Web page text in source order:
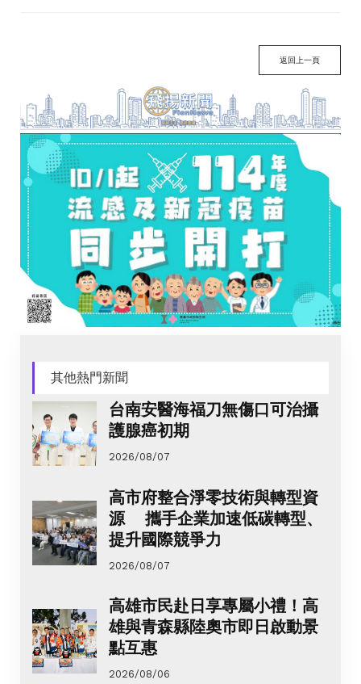
返回上一頁
其他熱門新聞
台南安醫海福刀無傷口可治攝
護腺癌初期
2026/08/07
高市府整合淨零技術與轉型資
源 攜手企業加速低碳轉型、
提升國際競爭力
2026/08/07
高雄市民赴日享專屬小禮！高
雄與青森縣陸奧市即日啟動景
點互惠
2026/08/06